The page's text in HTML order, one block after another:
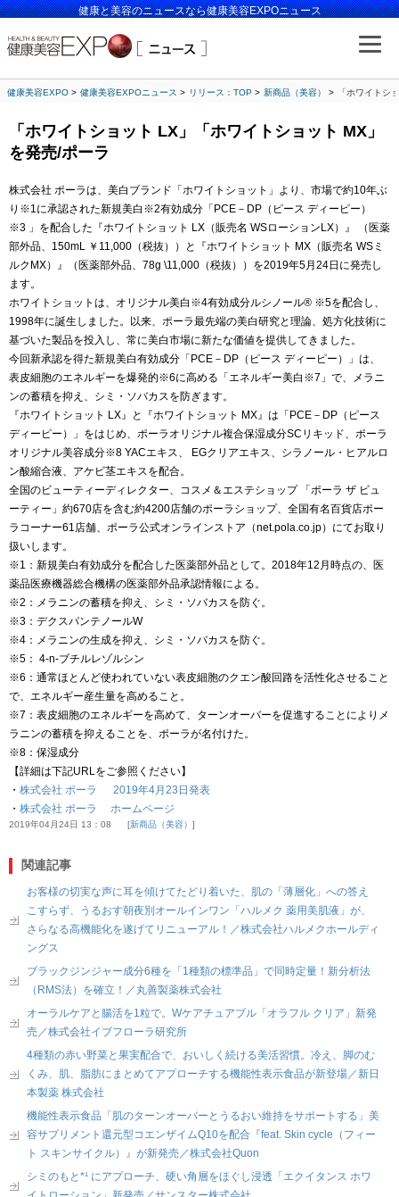
健康と美容のニュースなら健康美容EXPOニュース
健康美容EXPO 健康美容EXPOニュース リリース：TOP 新商品（美容） 「ホワイトシ
「ホワイトショット LX」「ホワイトショット MX」
を発売/ポーラ
株式会社 ポーラは、美白ブランド「ホワイトショット」より、市場で約10年ぶ
り※1に承認された新規美白※2有効成分「PCE－DP（ピース ディーピー）
※3 」を配合した『ホワイトショット LX（販売名 WSローションLX）』 （医薬
部外品、150mL ￥11,000（税抜））と『ホワイトショット MX（販売名 WSミ
ルクMX）』（医薬部外品、78g \11,000（税抜））を2019年5月24日に発売し
ます。
ホワイトショットは、オリジナル美白※4有効成分ルシノール® ※5を配合し、
1998年に誕生しました。以来、ポーラ最先端の美白研究と理論、処方化技術に
基づいた製品を投入し、常に美白市場に新たな価値を提供してきました。
今回新承認を得た新規美白有効成分「PCE－DP（ピース ディーピー）」は、
表皮細胞のエネルギーを爆発的※6に高める「エネルギー美白※7」で、メラニ
ンの蓄積を抑え、シミ・ソバカスを防ぎます。
『ホワイトショット LX』と『ホワイトショット MX』は「PCE－DP（ピース
ディーピー）」をはじめ、ポーラオリジナル複合保湿成分SCリキッド、ポーラ
オリジナル美容成分※8 YACエキス、 EGクリアエキス、シラノール・ヒアルロ
ン酸縮合液、アケビ茎エキスを配合。
全国のビューティーディレクター、コスメ＆エステショップ 「ポーラ ザ ビュ
ーティー」約670店を含む約4200店舗のポーラショップ、全国有名百貨店ポー
ラコーナー61店舗、ポーラ公式オンラインストア（net.pola.co.jp）にてお取り
扱いします。
※1：新規美白有効成分を配合した医薬部外品として。2018年12月時点の、医
薬品医療機器総合機構の医薬部外品承認情報による。
※2：メラニンの蓄積を抑え、シミ・ソバカスを防ぐ。
※3：デクスパンテノールW
※4：メラニンの生成を抑え、シミ・ソバカスを防ぐ。
※5： 4-n-ブチルレゾルシン
※6：通常ほとんど使われていない表皮細胞のクエン酸回路を活性化させること
で、エネルギー産生量を高めること。
※7：表皮細胞のエネルギーを高めて、ターンオーバーを促進することによりメ
ラニンの蓄積を抑えることを、ポーラが名付けた。
※8：保湿成分
【詳細は下記URLをご参照ください】
・ 株式会社 ポーラ 2019年4月23日発表
・ 株式会社 ポーラ ホームページ
2019年04月24日 13：08 新商品（美容）
関連記事
お客様の切実な声に耳を傾けてたどり着いた、肌の「薄層化」への答え
こすらず、うるおす朝夜別オールインワン「ハルメク 薬用美肌液」が、
さらなる高機能化を遂げてリニューアル！／株式会社ハルメクホールディ
ングス
ブラックジンジャー成分6種を「1種類の標準品」で同時定量！新分析法
（RMS法）を確立！／丸善製薬株式会社
オーラルケアと腸活を1粒で。Wケアチュアブル「オラフル クリア」新発
売／株式会社イブフローラ研究所
4種類の赤い野菜と果実配合で、おいしく続ける美活習慣。冷え、脚のむ
くみ、肌、脂肪にまとめてアプローチする機能性表示食品が新登場／新日
本製薬 株式会社
機能性表示食品「肌のターンオーバーとうるおい維持をサポートする」美
容サプリメント還元型コエンザイムQ10を配合『feat. Skin cycle（フィー
ト スキンサイクル）』が新発売／株式会社Quon
シミのもと*¹ にアプローチ、硬い角層をほぐし浸透「エクイタンス ホワ